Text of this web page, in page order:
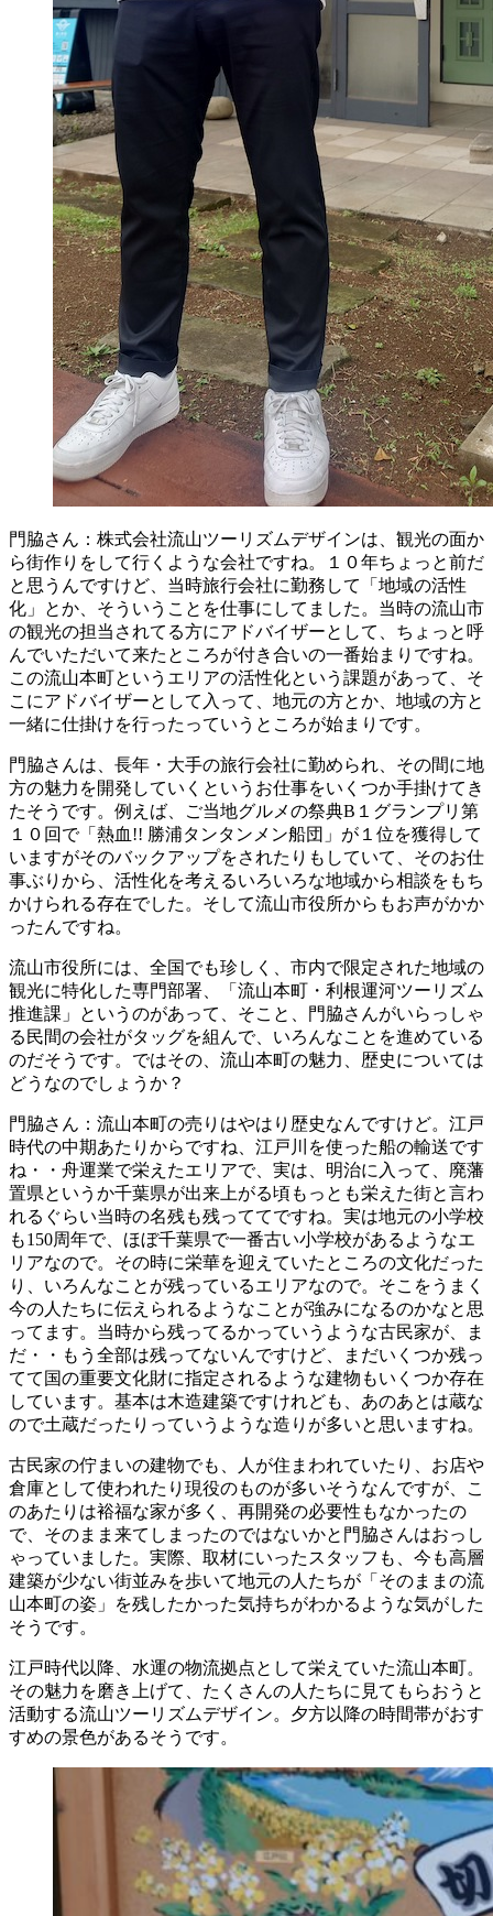
門脇さん：株式会社流山ツーリズムデザインは、観光の面か
ら街作りをして行くような会社ですね。１０年ちょっと前だ
と思うんですけど、当時旅行会社に勤務して「地域の活性
化」とか、そういうことを仕事にしてました。当時の流山市
の観光の担当されてる方にアドバイザーとして、ちょっと呼
んでいただいて来たところが付き合いの一番始まりですね。
この流山本町というエリアの活性化という課題があって、そ
こにアドバイザーとして入って、地元の方とか、地域の方と
一緒に仕掛けを行ったっていうところが始まりです。
門脇さんは、長年・大手の旅行会社に勤められ、その間に地
方の魅力を開発していくというお仕事をいくつか手掛けてき
たそうです。例えば、ご当地グルメの祭典B１グランプリ第
１０回で「熱血!! 勝浦タンタンメン船団」が１位を獲得して
いますがそのバックアップをされたりもしていて、そのお仕
事ぶりから、活性化を考えるいろいろな地域から相談をもち
かけられる存在でした。そして流山市役所からもお声がかか
ったんですね。
流山市役所には、全国でも珍しく、市内で限定された地域の
観光に特化した専門部署、「流山本町・利根運河ツーリズム
推進課」というのがあって、そこと、門脇さんがいらっしゃ
る民間の会社がタッグを組んで、いろんなことを進めている
のだそうです。ではその、流山本町の魅力、歴史については
どうなのでしょうか？
門脇さん：流山本町の売りはやはり歴史なんですけど。江戸
時代の中期あたりからですね、江戸川を使った船の輸送です
ね・・舟運業で栄えたエリアで、実は、明治に入って、廃藩
置県というか千葉県が出来上がる頃もっとも栄えた街と言わ
れるぐらい当時の名残も残っててですね。実は地元の小学校
も150周年で、ほぼ千葉県で一番古い小学校があるようなエ
リアなので。その時に栄華を迎えていたところの文化だった
り、いろんなことが残っているエリアなので。そこをうまく
今の人たちに伝えられるようなことが強みになるのかなと思
ってます。当時から残ってるかっていうような古民家が、ま
だ・・もう全部は残ってないんですけど、まだいくつか残っ
てて国の重要文化財に指定されるような建物もいくつか存在
しています。基本は木造建築ですけれども、あのあとは蔵な
ので土蔵だったりっていうような造りが多いと思いますね。
古民家の佇まいの建物でも、人が住まわれていたり、お店や
倉庫として使われたり現役のものが多いそうなんですが、こ
のあたりは裕福な家が多く、再開発の必要性もなかったの
で、そのまま来てしまったのではないかと門脇さんはおっし
ゃっていました。実際、取材にいったスタッフも、今も高層
建築が少ない街並みを歩いて地元の人たちが「そのままの流
山本町の姿」を残したかった気持ちがわかるような気がした
そうです。
江戸時代以降、水運の物流拠点として栄えていた流山本町。
その魅力を磨き上げて、たくさんの人たちに見てもらおうと
活動する流山ツーリズムデザイン。夕方以降の時間帯がおす
すめの景色があるそうです。